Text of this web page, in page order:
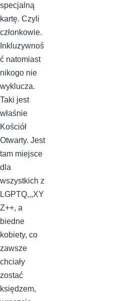
specjalną
kartę. Czyli
członkowie.
Inkluzywnoś
ć natomiast
nikogo nie
wyklucza.
Taki jest
właśnie
Kościół
Otwarty. Jest
tam miejsce
dla
wszystkich z
LGPTQ,,,XY
Z++, a
biedne
kobiety, co
zawsze
chciały
zostać
księdzem,